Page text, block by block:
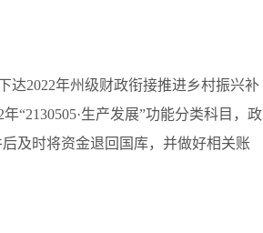
达2022年州级财政衔接推进乡村振兴补
“2130505·生产发展”功能分类科目，政
及时将资金退回国库，并做好相关账